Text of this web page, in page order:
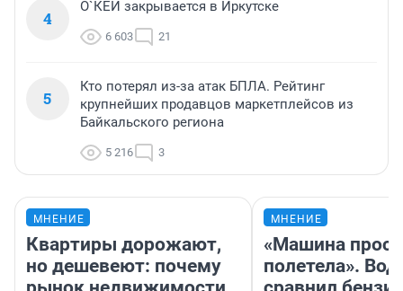
4
О`КЕЙ закрывается в Иркутске
6 603 21
5
Кто потерял из-за атак БПЛА. Рейтинг
крупнейших продавцов маркетплейсов из
Байкальского региона
5 216 3
МНЕНИЕ
Квартиры дорожают,
но дешевеют: почему
МНЕНИЕ
«Машина
полетела».